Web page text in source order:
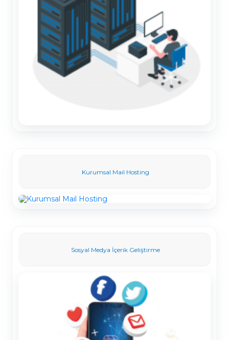
Kurumsal Mail Hosting
Sosyal Medya İçerik Geliştirme